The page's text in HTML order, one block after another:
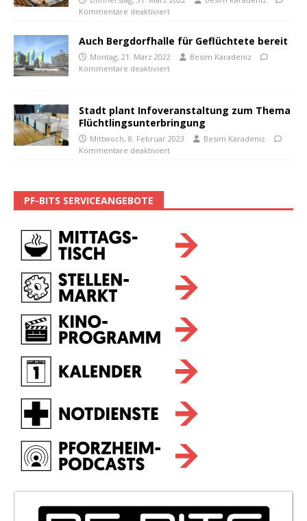
Kommentare deaktiviert
Auch Bergdorfhalle für Geflüchtete bereit
Montag, 21. März 2022
Besim Karadeniz
Kommentare deaktiviert
Stadt plant Infoveranstaltung zum Thema
Flüchtlingsunterbringung
Mittwoch, 8. Februar 2023
Besim Karadeniz
Kommentare deaktiviert
PF-BITS SERVICEANGEBOTE